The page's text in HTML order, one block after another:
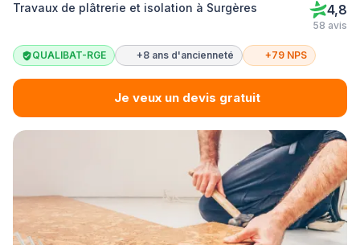
Travaux de plâtrerie et isolation à Surgères 4,8
58 avis
QUALIBAT-RGE +8 ans d'ancienneté +79 NPS
Je veux un devis gratuit